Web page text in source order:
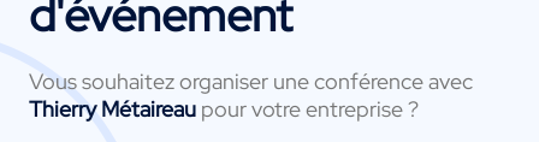
d'événement
Vous souhaitez organiser une conférence avec
Thierry Métaireau pour votre entreprise ?